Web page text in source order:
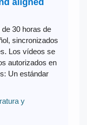
30 horas de
sincronizados
Los vídeos se
autorizados en
Un estándar
y